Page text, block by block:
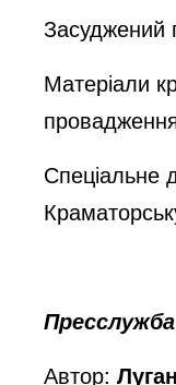
Засуджений
Матеріали
Спеціальне
Автор: